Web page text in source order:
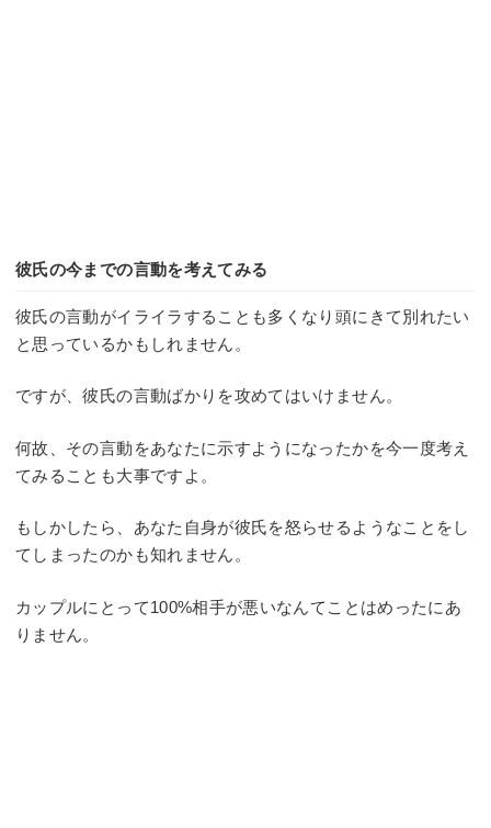
彼氏の今までの言動を考えてみる
彼氏の言動がイライラすることも多くなり頭にきて別れたい
と思っているかもしれません。
ですが、彼氏の言動ばかりを攻めてはいけません。
何故、その言動をあなたに示すようになったかを今一度考え
てみることも大事ですよ。
もしかしたら、あなた自身が彼氏を怒らせるようなことをし
てしまったのかも知れません。
カップルにとって100%相手が悪いなんてことはめったにあ
りません。